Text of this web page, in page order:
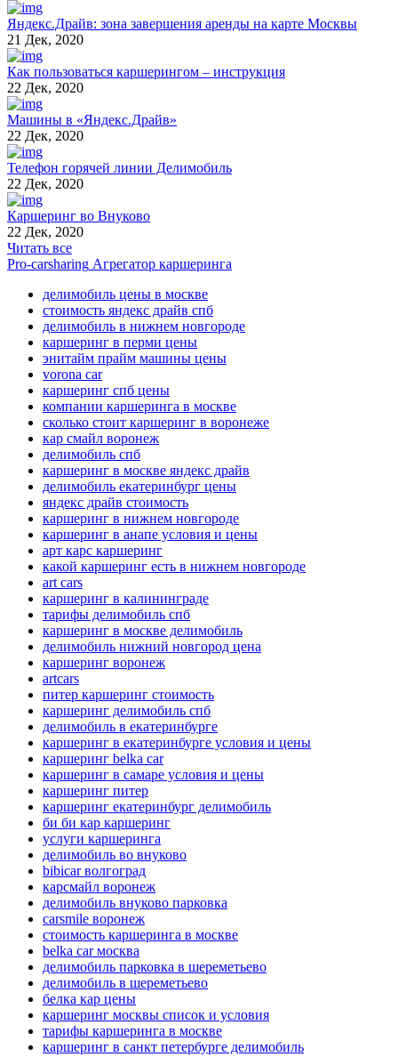
Яндекс.Драйв: зона завершения аренды на карте Москвы
21 Дек, 2020
Как пользоваться каршерингом – инструкция
22 Дек, 2020
Машины в «Яндекс.Драйв»
22 Дек, 2020
Телефон горячей линии Делимобиль
22 Дек, 2020
Каршеринг во Внуково
22 Дек, 2020
Читать все
Pro-carsharing Агрегатор каршеринга
делимобиль цены в москве
стоимость яндекс драйв спб
делимобиль в нижнем новгороде
каршеринг в перми цены
энитайм прайм машины цены
vorona car
каршеринг спб цены
компании каршеринга в москве
сколько стоит каршеринг в воронеже
кар смайл воронеж
делимобиль спб
каршеринг в москве яндекс драйв
делимобиль екатеринбург цены
яндекс драйв стоимость
каршеринг в нижнем новгороде
каршеринг в анапе условия и цены
арт карс каршеринг
какой каршеринг есть в нижнем новгороде
art cars
каршеринг в калининграде
тарифы делимобиль спб
каршеринг в москве делимобиль
делимобиль нижний новгород цена
каршеринг воронеж
artcars
питер каршеринг стоимость
каршеринг делимобиль спб
делимобиль в екатеринбурге
каршеринг в екатеринбурге условия и цены
каршеринг belka car
каршеринг в самаре условия и цены
каршеринг питер
каршеринг екатеринбург делимобиль
би би кар каршеринг
услуги каршеринга
делимобиль во внуково
bibicar волгоград
карсмайл воронеж
делимобиль внуково парковка
carsmile воронеж
стоимость каршеринга в москве
belka car москва
делимобиль парковка в шереметьево
делимобиль в шереметьево
белка кар цены
каршеринг москвы список и условия
тарифы каршеринга в москве
каршеринг в санкт петербурге делимобиль